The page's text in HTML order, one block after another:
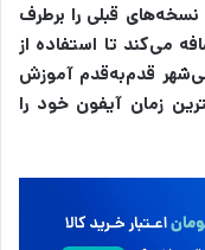
قبلی را برطرف
می‌کند تا استفاده از
قدم‌به‌قدم آموزش
زمان آیفون خود را